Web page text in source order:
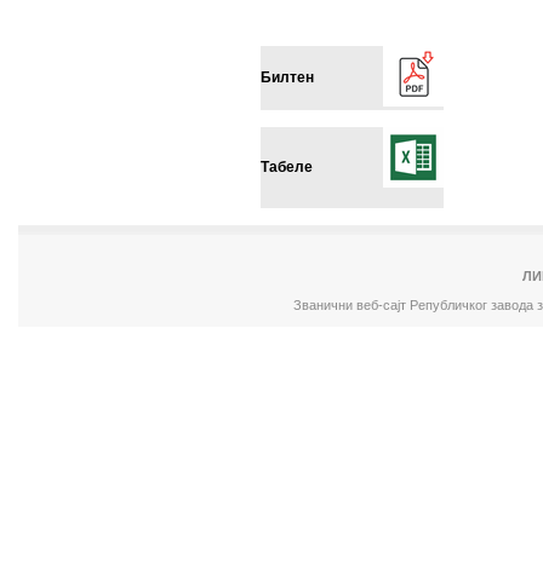
Билтен
Табеле
Званични веб-сајт Републичког